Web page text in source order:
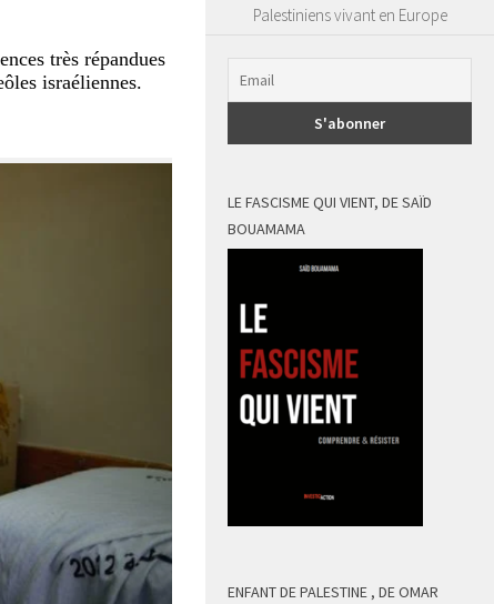
très répandues
israéliennes.
Palestiniens vivant en Europe
LE FASCISME QUI VIENT, DE SAÏD
BOUAMAMA
ENFANT DE PALESTINE , DE OMAR